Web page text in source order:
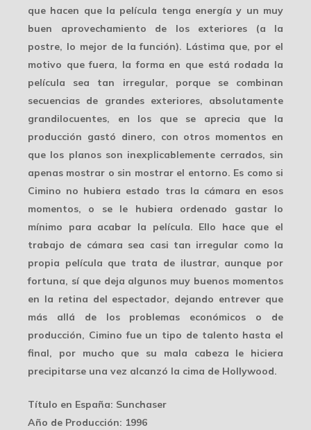
que hacen que la película tenga energía y un muy
buen aprovechamiento de los exteriores (a la
postre, lo mejor de la función). Lástima que, por el
motivo que fuera, la forma en que está rodada la
película sea tan irregular, porque se combinan
secuencias de grandes exteriores, absolutamente
grandilocuentes, en los que se aprecia que la
producción gastó dinero, con otros momentos en
que los planos son inexplicablemente cerrados, sin
apenas mostrar o sin mostrar el entorno. Es como si
Cimino no hubiera estado tras la cámara en esos
momentos, o se le hubiera ordenado gastar lo
mínimo para acabar la película. Ello hace que el
trabajo de cámara sea casi tan irregular como la
propia película que trata de ilustrar, aunque por
fortuna, sí que deja algunos muy buenos momentos
en la retina del espectador, dejando entrever que
más allá de los problemas económicos o de
producción, Cimino fue un tipo de talento hasta el
final, por mucho que su mala cabeza le hiciera
precipitarse una vez alcanzó la cima de Hollywood.
Título en España: Sunchaser
Año de Producción: 1996